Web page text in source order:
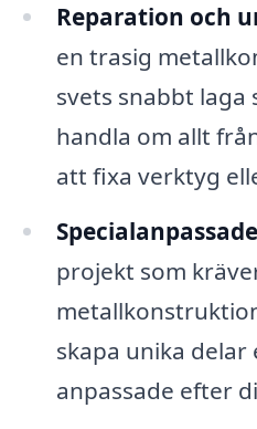
Reparation och
en trasig
svets snabbt laga
handla om allt
att fixa verktyg
projekt som
skapa unika delar
anpassade efter